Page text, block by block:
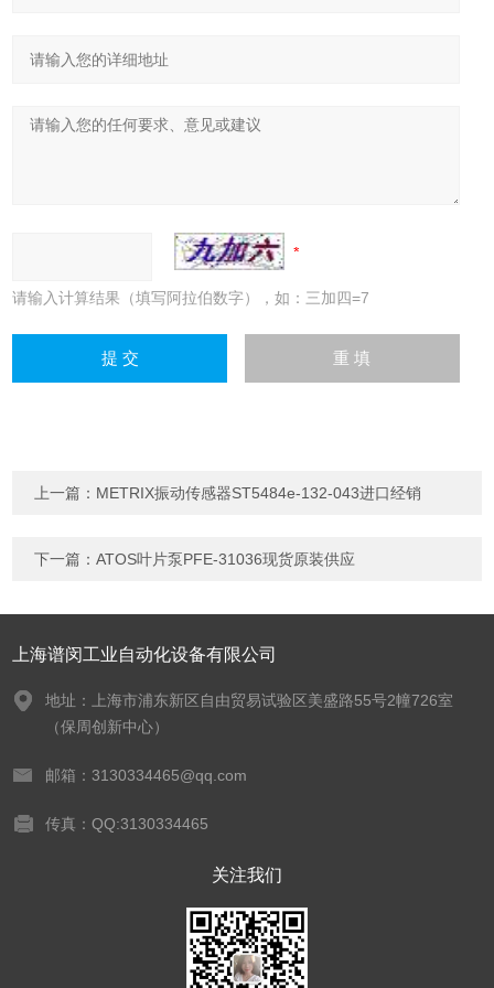
请输入计算结果（填写阿拉伯数字），如：三加四=7
上一篇： METRIX振动传感器ST5484e-132-043进口经销
下一篇：ATOS叶片泵PFE-31036现货原装供应
上海谱闵工业自动化设备有限公司
地址：上海市浦东新区自由贸易试验区美盛路55号2幢726室
（保周创新中心）
邮箱：3130334465@qq.com
传真：QQ:3130334465
关注我们